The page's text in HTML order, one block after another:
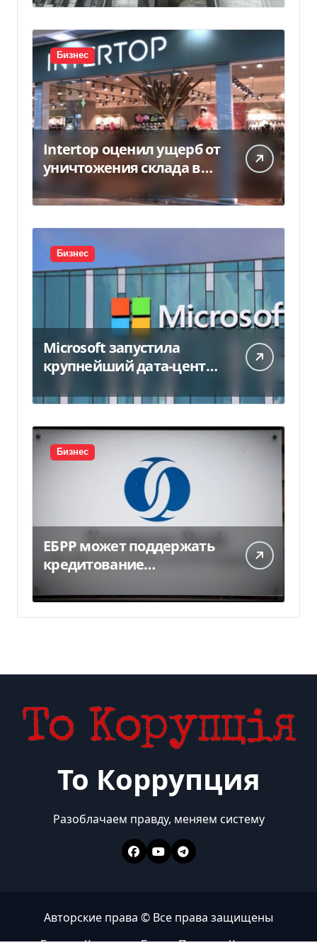
Бизнес
Intertop оценил ущерб от
уничтожения склада в
Бизнес
Microsoft запустила
крупнейший дата-центр
миллиарда
Бизнес
ЕБРР может поддержать
кредитование
300 млн евро — Delo.ua
То Коррупция
Разоблачаем правду, меняем систему
Авторские права © Все права защищены
ГлавнаяКоррупцияБизнесПолитикаКонтакты